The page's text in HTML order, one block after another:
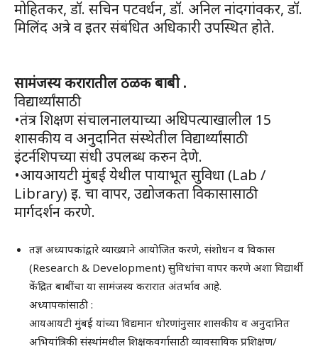
मोहितकर, डॉ. सचिन पटवर्धन, डॉ. अनिल नांदगांवकर, डॉ.
मिलिंद अत्रे व इतर संबंधित अधिकारी उपस्थित होते.
सामंजस्य करारातील ठळक बाबी .
विद्यार्थ्यांसाठी
•तंत्र शिक्षण संचालनालयाच्या अधिपत्याखालील 15
शासकीय व अनुदानित संस्थेतील विद्यार्थ्यांसाठी
इंटर्नशिपच्या संधी उपलब्ध करुन देणे.
•आयआयटी मुंबई येथील पायाभूत सुविधा (Lab /
Library) इ. चा वापर, उद्योजकता विकासासाठी
मार्गदर्शन करणे.
तज्ञ अध्यापकांद्वारे व्याख्याने आयोजित करणे, संशोधन व विकास
(Research & Development) सुविधांचा वापर करणे अशा विद्यार्थी
केंद्रित बाबींचा या सामंजस्य करारात अंतर्भाव आहे.
अध्यापकांसाठी :
आयआयटी मुंबई यांच्या विद्यमान धोरणांनुसार शासकीय व अनुदानित
अभियांत्रिकी संस्थांमधील शिक्षकवर्गासाठी व्यावसायिक प्रशिक्षण/